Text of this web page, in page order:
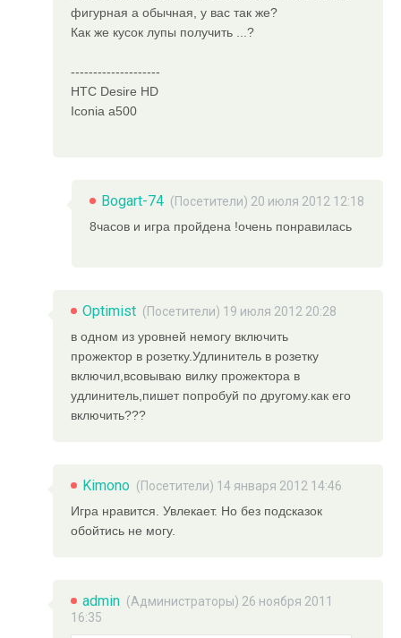
фигурная а обычная, у вас так же?
Как же кусок лупы получить ...?
--------------------
HTC Desire HD
Iconia a500
Bogart-74 (Посетители) 20 июля 2012 12:18
8часов и игра пройдена !очень понравилась
Optimist (Посетители) 19 июля 2012 20:28
в одном из уровней немогу включить
прожектор в розетку.Удлинитель в розетку
включил,всовываю вилку прожектора в
удлинитель,пишет попробуй по другому.как его
включить???
Kimono (Посетители) 14 января 2012 14:46
Игра нравится. Увлекает. Но без подсказок
обойтись не могу.
admin (Администраторы) 26 ноября 2011
16:35